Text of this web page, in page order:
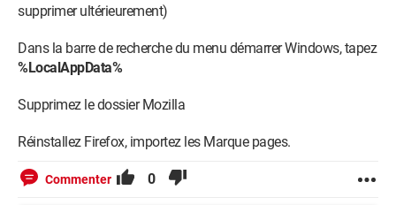
supprimer ultérieurement)
Dans la barre de recherche du menu démarrer Windows, tapez
%LocalAppData%
Supprimez le dossier Mozilla
Réinstallez Firefox, importez les Marque pages.
Commenter 0